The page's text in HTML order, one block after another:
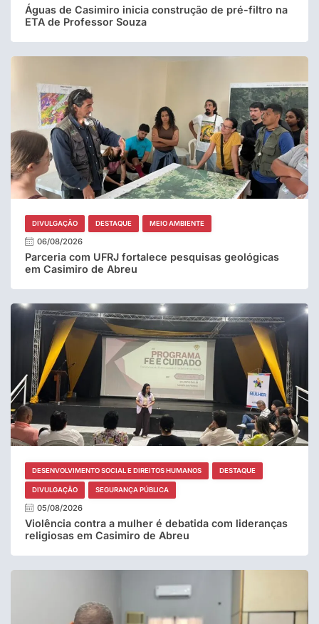
Águas de Casimiro inicia construção de pré-filtro na
ETA de Professor Souza
DIVULGAÇÃO DESTAQUE MEIO AMBIENTE
06/08/2026
Parceria com UFRJ fortalece pesquisas geológicas
em Casimiro de Abreu
DESENVOLVIMENTO SOCIAL E DIREITOS HUMANOS DESTAQUE
DIVULGAÇÃO SEGURANÇA PÚBLICA
05/08/2026
Violência contra a mulher é debatida com lideranças
religiosas em Casimiro de Abreu